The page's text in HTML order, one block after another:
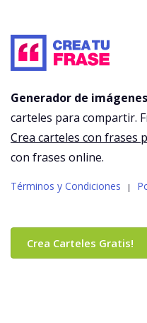
Generador de
carteles para compartir.
Crea carteles con frases
con frases online.
Términos y Condiciones |
Crea Carteles Gratis!